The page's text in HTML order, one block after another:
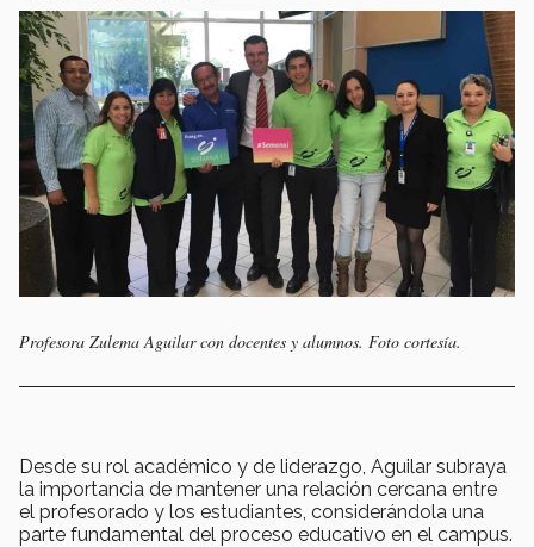
Profesora Zulema Aguilar con docentes y alumnos. Foto cortesía.
Desde su rol académico y de liderazgo, Aguilar subraya
la importancia de mantener una relación cercana entre
el profesorado y los estudiantes, considerándola una
parte fundamental del proceso educativo en el campus.